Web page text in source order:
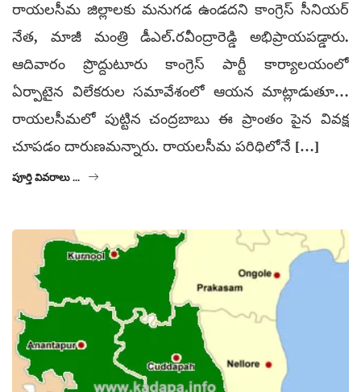
రాయలసీమ జిల్లాలకు మనుగడ ఉండదని కాంగ్రెస్ సీనియర్
నేత, మాజీ మంత్రి డీఎల్.రవీంద్రారెడ్డి అభిప్రాయపడ్డారు.
ఆదివారం ప్రొద్దుటూరు కాంగ్రెస్ పార్టీ కార్యాలయంలో
ఏర్పాటైన విలేకరుల సమావేశంలో ఆయన మాట్లాడుతూ…
రాయలసీమలో పుట్టిన చంద్రబాబు ఈ ప్రాంతం పైన వివక్ష
చూపడం దారుణమన్నారు. రాయలసీమ పరిధిలోనే […]
పూర్తి వివరాలు ...